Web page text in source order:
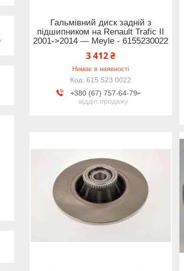
Гальмівний диск задній з
підшипником на Renault Trafic II
2001->2014 — Meyle - 6155230022
3 412 ₴
Немає в наявності
615 523 0022
+380 (67) 757-64-79
відділ продажу